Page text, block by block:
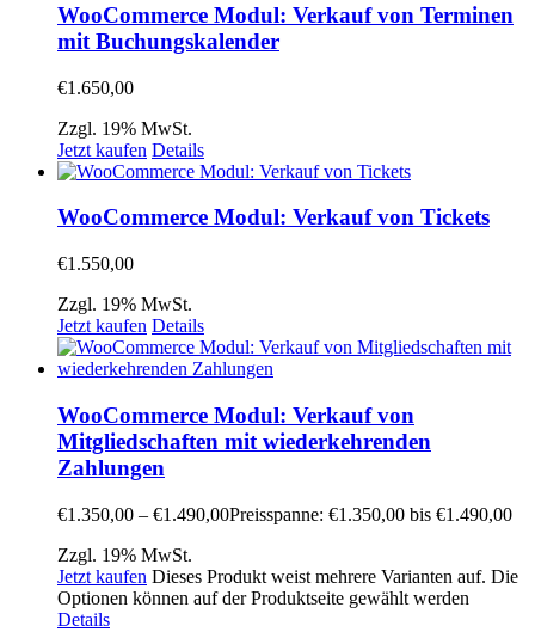
WooCommerce Modul: Verkauf von Terminen
mit Buchungskalender
€1.650,00
Zzgl. 19% MwSt.
Jetzt kaufen Details
WooCommerce Modul: Verkauf von Tickets
€1.550,00
Zzgl. 19% MwSt.
Jetzt kaufen Details
WooCommerce Modul: Verkauf von
Mitgliedschaften mit wiederkehrenden
Zahlungen
€1.350,00 – €1.490,00Preisspanne: €1.350,00 bis €1.490,00
Zzgl. 19% MwSt.
Jetzt kaufen Dieses Produkt weist mehrere Varianten auf. Die
Optionen können auf der Produktseite gewählt werden
Details